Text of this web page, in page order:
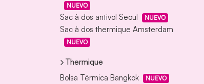
NUEVO
Sac à dos antivol Seoul NUEVO
Sac à dos thermique Amsterdam
NUEVO
Thermique
Bolsa Térmica Bangkok
NUEVO